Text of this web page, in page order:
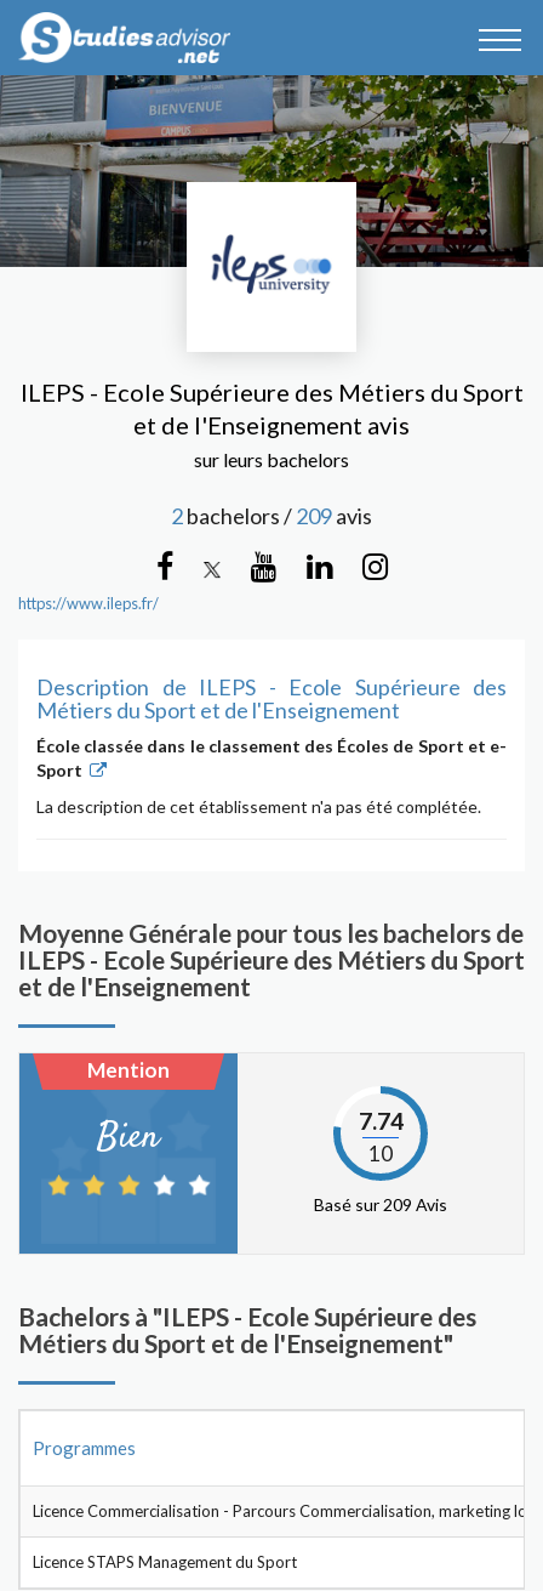
ILEPS - Ecole Supérieure des Métiers du Sport
et de l'Enseignement avis
sur leurs bachelors
2bachelors /209avis
https://www.ileps.fr/
Description de ILEPS - Ecole Supérieure des
Métiers du Sport et de l'Enseignement
École classée dans le classement des Écoles de Sport et e-
Sport
La description de cet établissement n'a pas été complétée.
Moyenne Générale pour tous les bachelors de
ILEPS - Ecole Supérieure des Métiers du Sport
et de l'Enseignement
Mention
Bien 7.74
10
Basé sur 209 Avis
Bachelors à "ILEPS - Ecole Supérieure des
Métiers du Sport et de l'Enseignement"
Programmes
Licence Commercialisation - Parcours Commercialisation, marketing
Licence STAPS Management du Sport